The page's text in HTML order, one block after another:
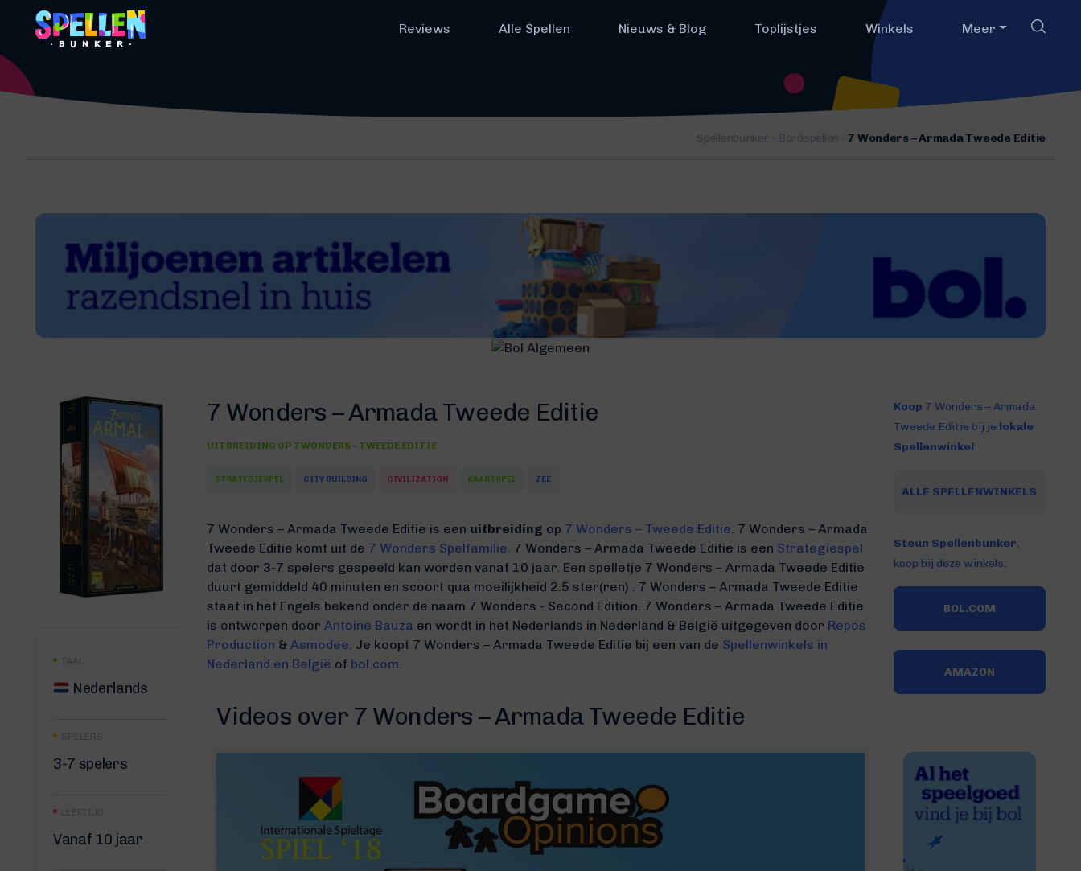
Reviews Alle Spellen Nieuws & Blog Toplijstjes Winkels Meer
Spellenbunker - Bordspellen - 7 Wonders – Armada Tweede Editie
TAAL
Nederlands
SPELERS
3-7 spelers
LEEFTIJD
Vanaf 10 jaar
7 Wonders – Armada Tweede Editie
UITBREIDING OP 7 WONDERS – TWEEDE EDITIE
STRATEGIESPEL CITY BUILDING CIVILIZATION KAARTSPEL ZEE
7 Wonders – Armada Tweede Editie is een uitbreiding op 7 Wonders – Tweede Editie. 7 Wonders – Armada
Tweede Editie komt uit de 7 Wonders Spelfamilie. 7 Wonders – Armada Tweede Editie is een Strategiespel
dat door 3-7 spelers gespeeld kan worden vanaf 10 jaar. Een spelletje 7 Wonders – Armada Tweede Editie
duurt gemiddeld 40 minuten en scoort qua moeilijkheid 2.5 ster(ren) . 7 Wonders – Armada Tweede Editie
staat in het Engels bekend onder de naam 7 Wonders - Second Edition. 7 Wonders – Armada Tweede Editie
is ontworpen doorAntoine Bauza en wordt in het Nederlands in Nederland & België uitgegeven door Repos
Production &Asmodee. Je koopt 7 Wonders – Armada Tweede Editie bij een van de Spellenwinkels in
Nederland en België of bol.com.
Videos over 7 Wonders – Armada Tweede Editie
Koop 7 Wonders – Armada
Tweede Editie bij je lokale
Spellenwinkel:
ALLE SPELLENWINKELS
Steun Spellenbunker,
koop bij deze winkels:
BOL.COM
AMAZON